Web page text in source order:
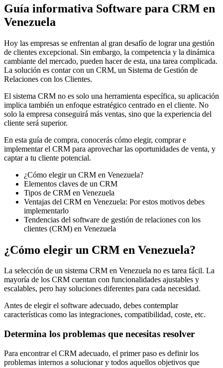
Guía informativa Software para CRM en
Venezuela
Hoy las empresas se enfrentan al gran desafío de lograr una gestión
de clientes excepcional. Sin embargo, la competencia y la dinámica
cambiante del mercado, pueden hacer de esta, una tarea complicada.
La solución es contar con un CRM, un Sistema de Gestión de
Relaciones con los Clientes.
El sistema CRM no es solo una herramienta específica, su aplicación
implica también un enfoque estratégico centrado en el cliente. No
solo la empresa conseguirá más ventas, sino que la experiencia del
cliente será superior.
En esta guía de compra, conocerás cómo elegir, comprar e
implementar el CRM para aprovechar las oportunidades de venta, y
captar a tu cliente potencial.
¿Cómo elegir un CRM en Venezuela?
Elementos claves de un CRM
Tipos de CRM en Venezuela
Ventajas del CRM en Venezuela: Por estos motivos debes
implementarlo
Tendencias del software de gestión de relaciones con los
clientes (CRM) en Venezuela
¿Cómo elegir un CRM en Venezuela?
La selección de un sistema CRM en Venezuela no es tarea fácil. La
mayoría de los CRM cuentan con funcionalidades ajustables y
escalables, pero hay soluciones diferentes para cada necesidad.
Antes de elegir el software adecuado, debes contemplar
características como las integraciones, compatibilidad, coste, etc.
Determina los problemas que necesitas resolver
Para encontrar el CRM adecuado, el primer paso es definir los
problemas internos a solucionar y todos aquellos objetivos que